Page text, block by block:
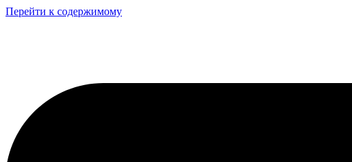
Перейти к содержимому